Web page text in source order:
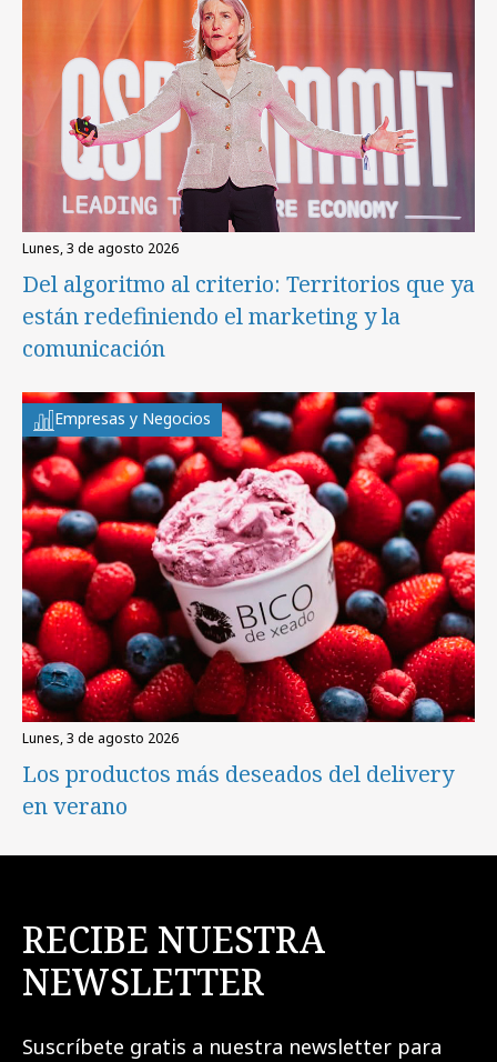
lunes, 3 de agosto 2026
Del algoritmo al criterio: Territorios que ya
están redefiniendo el marketing y la
comunicación
Empresas y Negocios
lunes, 3 de agosto 2026
Los productos más deseados del delivery
en verano
RECIBE NUESTRA
NEWSLETTER
Suscríbete gratis a nuestra newsletter para